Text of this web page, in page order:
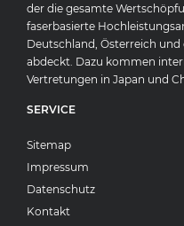
der die gesamte
faserbasierte
Deutschland, Österreich und
abdeckt. Dazu kommen
Vertretungen in Japan und
SERVICE
Sitemap
Impressum
Datenschutz
Kontakt